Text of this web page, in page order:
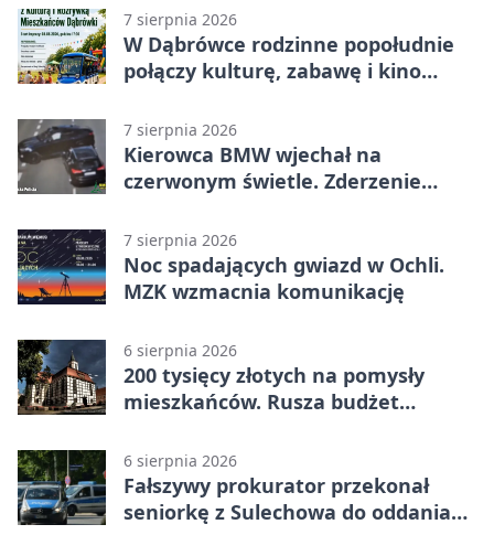
7 sierpnia 2026
W Dąbrówce rodzinne popołudnie
połączy kulturę, zabawę i kino
7 sierpnia 2026
Kierowca BMW wjechał na
czerwonym świetle. Zderzenie
7 sierpnia 2026
Noc spadających gwiazd w Ochli.
MZK wzmacnia komunikację
6 sierpnia 2026
200 tysięcy złotych na pomysły
mieszkańców. Rusza budżet
6 sierpnia 2026
Fałszywy prokurator przekonał
seniorkę z Sulechowa do oddania